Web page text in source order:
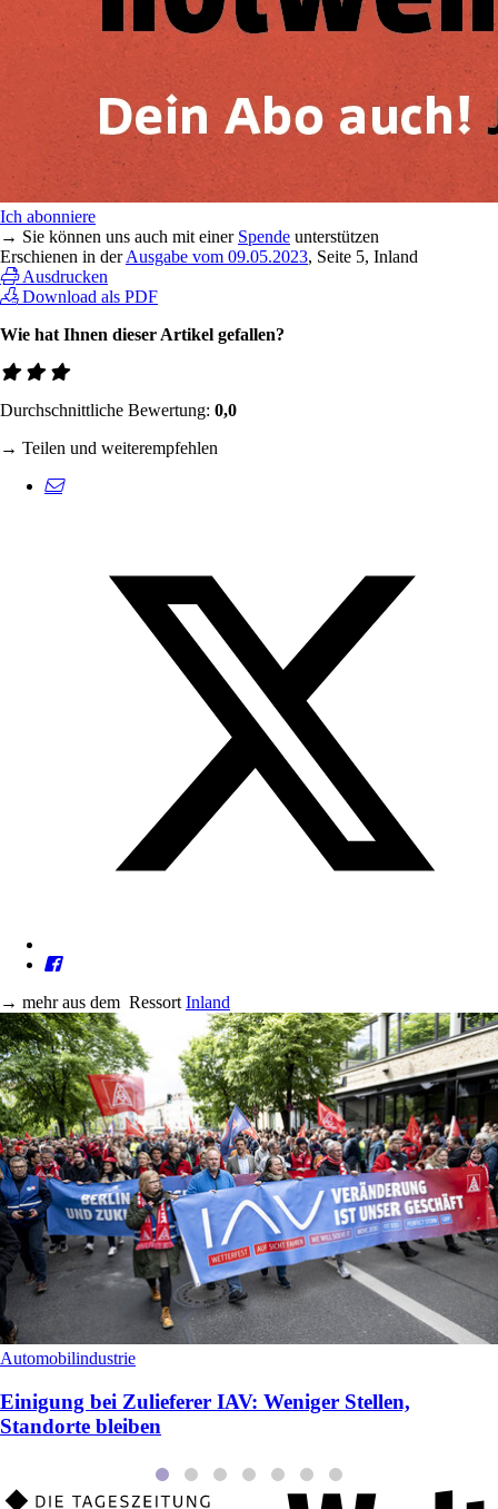
Ich abonniere
→ Sie können uns auch mit einer Spende unterstützen
Erschienen in derAusgabe vom 09.05.2023, Seite 5, Inland
Ausdrucken
Download als PDF
Wie hat Ihnen dieser Artikel gefallen?
Durchschnittliche Bewertung: 0,0
→ Teilen und weiterempfehlen
→ mehr aus dem Ressort Inland
Automobilindustrie
Einigung bei Zulieferer IAV: Weniger Stellen,
Standorte bleiben